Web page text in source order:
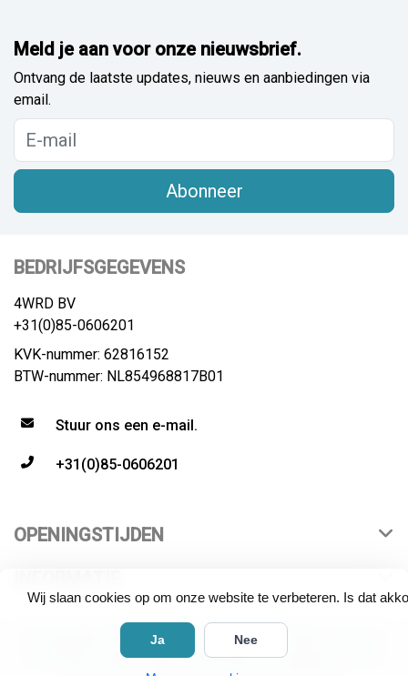
Wij slaan cookies op om onze website te verbeteren. Is dat
Ja Nee
Meld je aan voor onze nieuwsbrief.
Ontvang de laatste updates, nieuws en aanbiedingen via
email.
Abonneer
BEDRIJFSGEGEVENS
4WRD BV
+31(0)85-0606201
KVK-nummer: 62816152
BTW-nummer: NL854968817B01
Stuur ons een e-mail.
+31(0)85-0606201
OPENINGSTIJDEN
© Copyright 2026 4WRD | distributeur All rights reserved.
All product names, logos and brands are property of their